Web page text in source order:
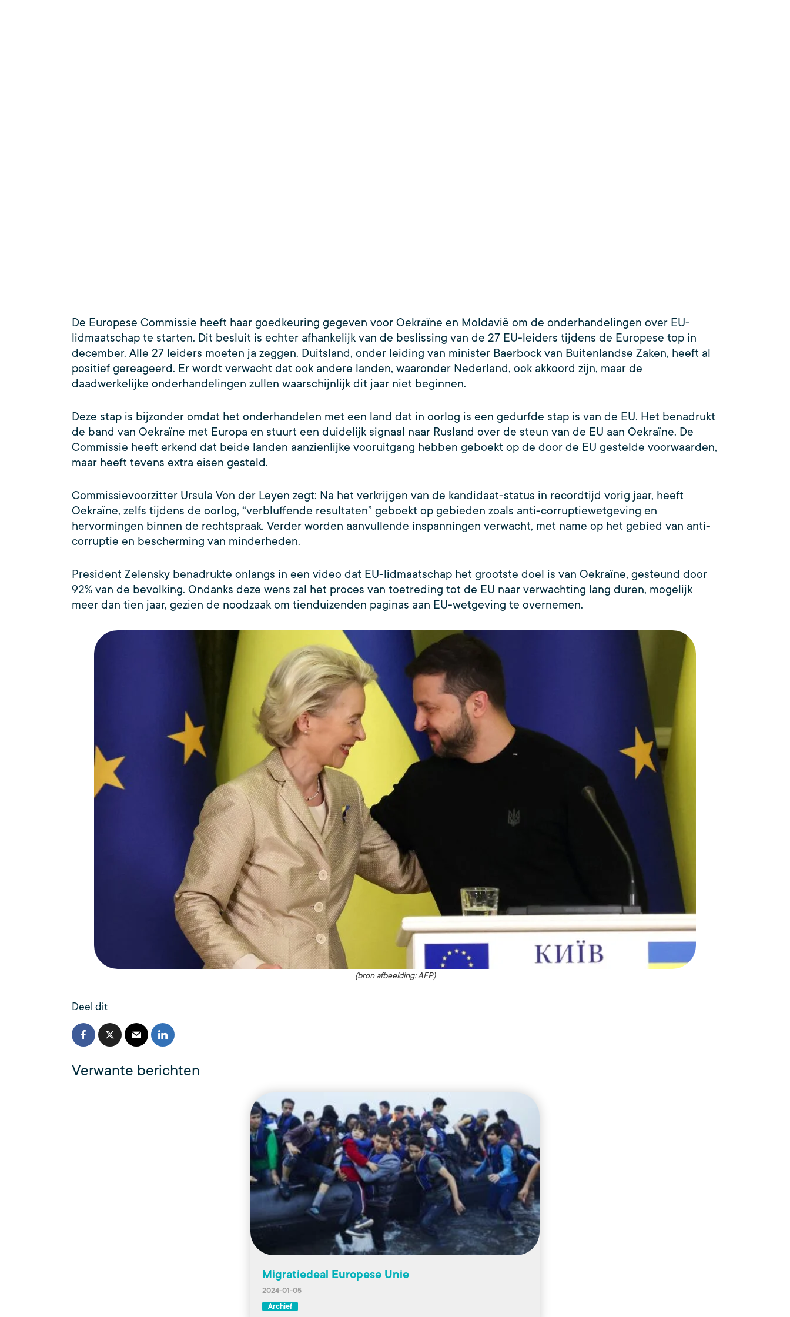
De Europese Commissie heeft haar goedkeuring gegeven voor Oekraïne en Moldavië om de onderhandelingen over EU-
lidmaatschap te starten. Dit besluit is echter afhankelijk van de beslissing van de 27 EU-leiders tijdens de Europese top in
december. Alle 27 leiders moeten ja zeggen. Duitsland, onder leiding van minister Baerbock van Buitenlandse Zaken, heeft al
positief gereageerd. Er wordt verwacht dat ook andere landen, waaronder Nederland, ook akkoord zijn, maar de
daadwerkelijke onderhandelingen zullen waarschijnlijk dit jaar niet beginnen.
Deze stap is bijzonder omdat het onderhandelen met een land dat in oorlog is een gedurfde stap is van de EU. Het benadrukt
de band van Oekraïne met Europa en stuurt een duidelijk signaal naar Rusland over de steun van de EU aan Oekraïne. De
Commissie heeft erkend dat beide landen aanzienlijke vooruitgang hebben geboekt op de door de EU gestelde voorwaarden,
maar heeft tevens extra eisen gesteld.
Commissievoorzitter Ursula Von der Leyen zegt: Na het verkrijgen van de kandidaat-status in recordtijd vorig jaar, heeft
Oekraïne, zelfs tijdens de oorlog, “verbluffende resultaten” geboekt op gebieden zoals anti-corruptiewetgeving en
hervormingen binnen de rechtspraak. Verder worden aanvullende inspanningen verwacht, met name op het gebied van anti-
corruptie en bescherming van minderheden.
President Zelensky benadrukte onlangs in een video dat EU-lidmaatschap het grootste doel is van Oekraïne, gesteund door
92% van de bevolking. Ondanks deze wens zal het proces van toetreding tot de EU naar verwachting lang duren, mogelijk
meer dan tien jaar, gezien de noodzaak om tienduizenden paginas aan EU-wetgeving te overnemen.
(bron afbeelding: AFP)
Deel dit
Verwante berichten
Migratiedeal Europese Unie
2024-01-05
Archief